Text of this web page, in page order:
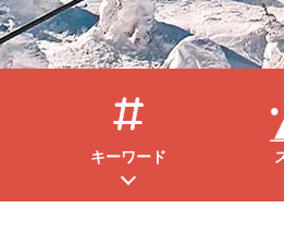
キーワード